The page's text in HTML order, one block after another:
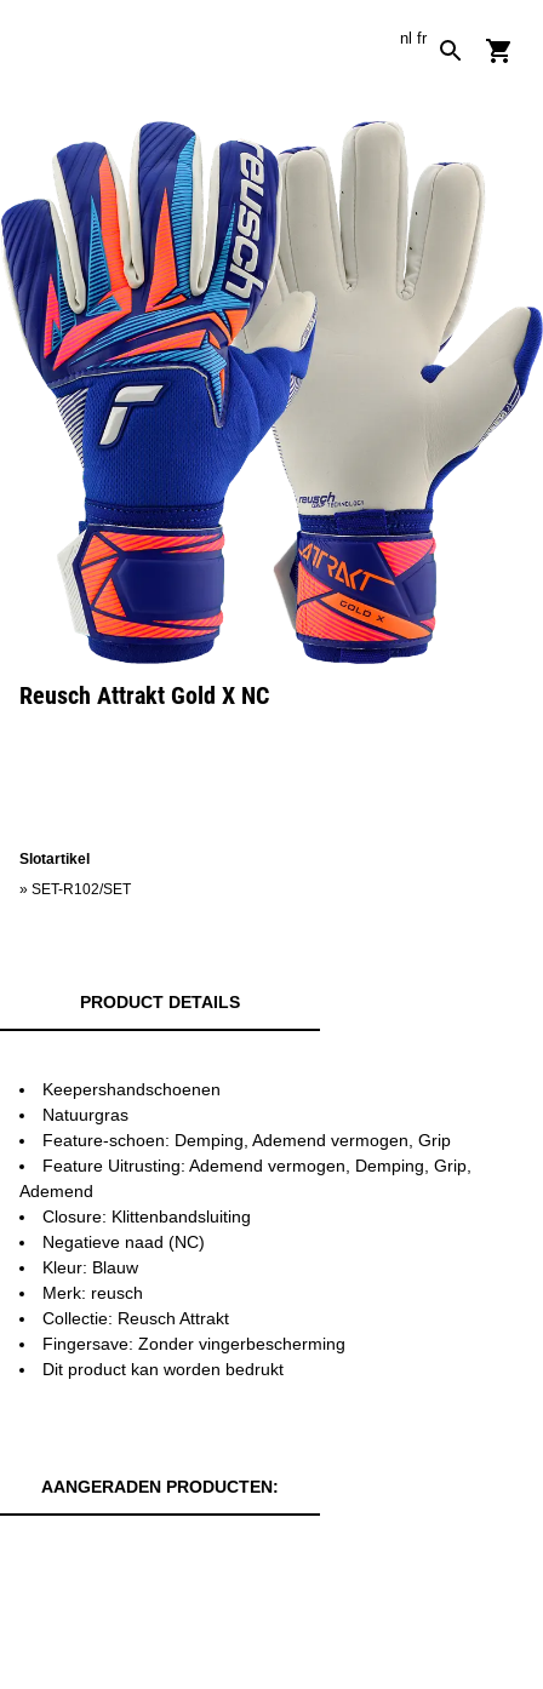
nl fr
Reusch Attrakt Gold X NC
Slotartikel
» SET-R102/SET
PRODUCT DETAILS
Keepershandschoenen
Natuurgras
Feature-schoen: Demping, Ademend vermogen, Grip
Feature Uitrusting: Ademend vermogen, Demping, Grip,
Ademend
Closure: Klittenbandsluiting
Negatieve naad (NC)
Kleur: Blauw
Merk: reusch
Collectie: Reusch Attrakt
Fingersave: Zonder vingerbescherming
Dit product kan worden bedrukt
AANGERADEN PRODUCTEN: